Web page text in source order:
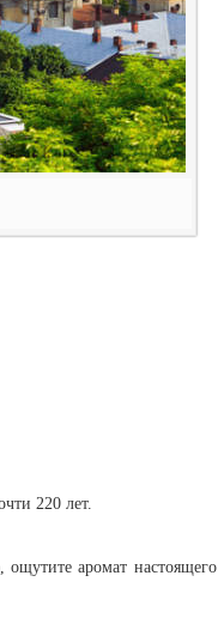
220 лет.
аромат настоящего